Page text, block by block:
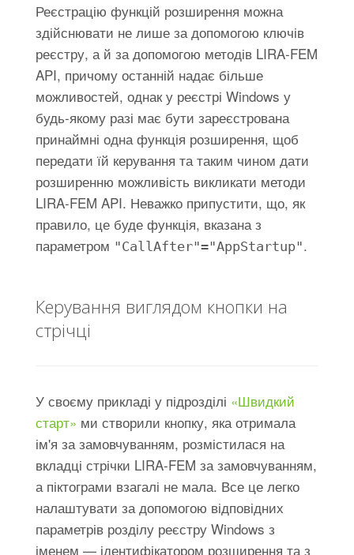
Реєстрацію функцій розширення можна
здійснювати не лише за допомогою ключів
реєстру, а й за допомогою методів LIRA-FEM
API, причому останній надає більше
можливостей, однак у реєстрі Windows у
будь-якому разі має бути зареєстрована
принаймні одна функція розширення, щоб
передати їй керування та таким чином дати
розширенню можливість викликати методи
LIRA-FEM API. Неважко припустити, що, як
правило, це буде функція, вказана з
параметром "CallAfter"="AppStartup".
Керування виглядом кнопки на
стрічці
У своєму прикладі у підрозділі «Швидкий
старт» ми створили кнопку, яка отримала
ім'я за замовчуванням, розмістилася на
вкладці стрічки LIRA-FEM за замовчуванням,
а піктограми взагалі не мала. Все це легко
налаштувати за допомогою відповідних
параметрів розділу реєстру Windows з
іменем — ідентифікатором розширення та з